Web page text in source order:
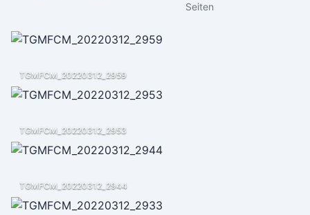
Seiten
TGMFCM_20220312_2959
TGMFCM_20220312_2953
TGMFCM_20220312_2944